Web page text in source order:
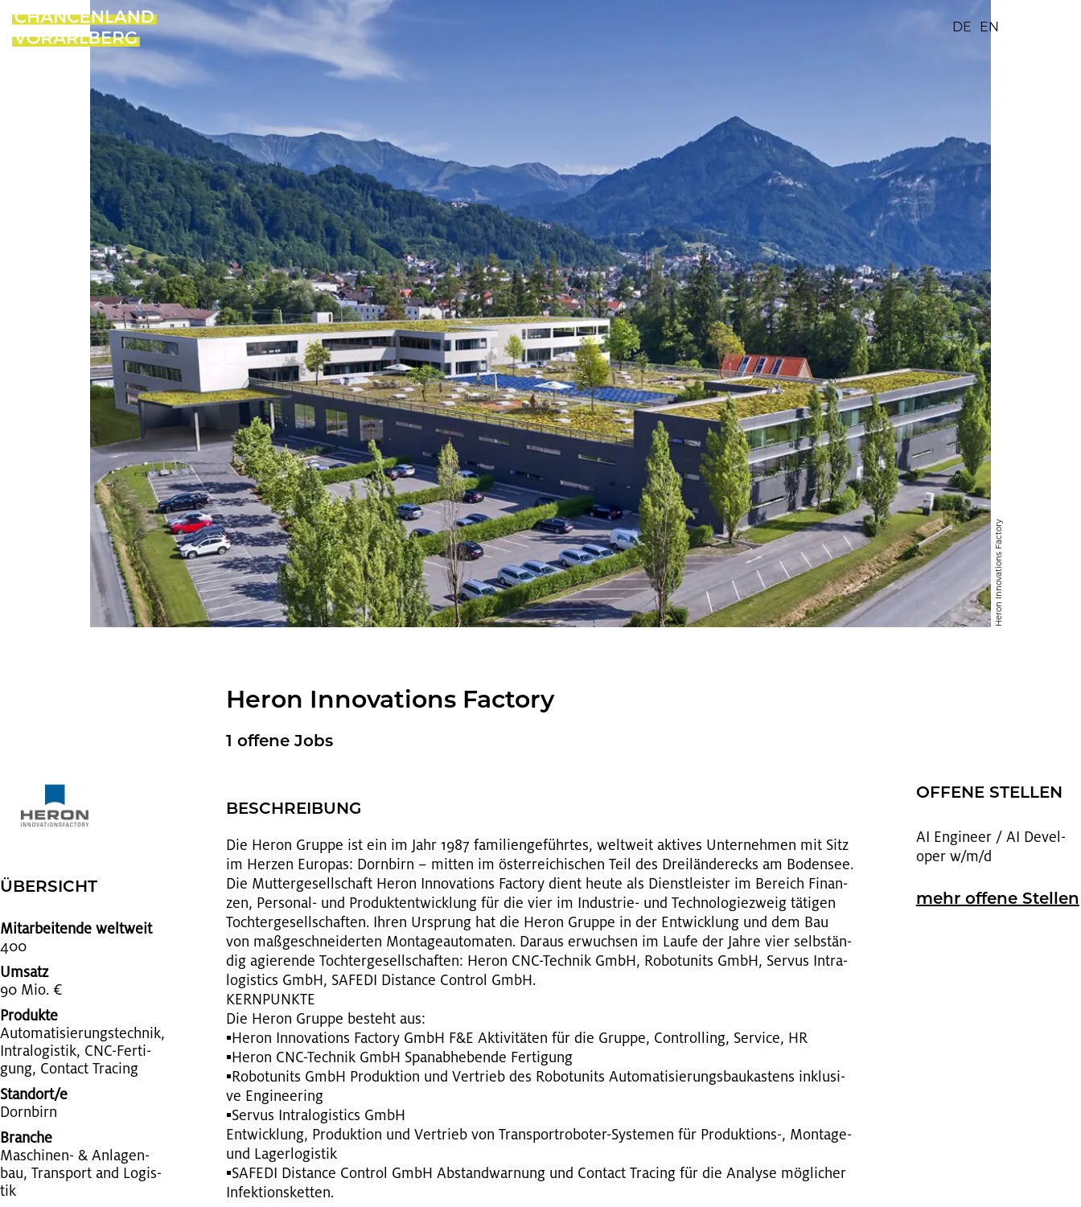
DE EN
Heron Innovations Factory
Heron In­no­va­tions Fac­to­ry
1 of­fe­ne Jobs
BE­SCHREI­BUNG
Die Heron Grup­pe ist ein im Jahr 1987 fa­mi­li­en­ge­führ­tes, welt­weit ak­ti­ves Un­ter­neh­men mit Sitz
im Her­zen Eu­ro­pas: Dorn­birn – mit­ten im ös­ter­rei­chi­schen Teil des Drei­län­de­r­ecks am Bo­den­see.
Die Mut­ter­ge­sell­schaft Heron In­no­va­tions Fac­to­ry dient heute als Dienst­leis­ter im Be­reich Fi­nan­
zen, Per­so­nal- und Pro­dukt­ent­wick­lung für die vier im In­dus­trie- und Tech­no­lo­gie­zweig tä­ti­gen
Toch­ter­ge­sell­schaf­ten. Ihren Ur­sprung hat die Heron Grup­pe in der Ent­wick­lung und dem Bau
von ma­ß­ge­schnei­der­ten Mon­ta­ge­au­to­ma­ten. Dar­aus er­wuch­sen im Laufe der Jahre vier selb­stän­
dig agie­ren­de Toch­ter­ge­sell­schaf­ten: Heron CNC-Tech­nik GmbH, Ro­bo­tu­nits GmbH, Ser­vus In­tra­
lo­gi­stics GmbH, SAFE­DI Di­s­tan­ce Con­t­rol GmbH.
KERN­PUNK­TE
Die Heron Grup­pe be­steht aus:
▪Heron In­no­va­tions Fac­to­ry GmbH F&E Ak­ti­vi­tä­ten für die Grup­pe, Con­trol­ling, Ser­vice, HR
▪Heron CNC-Tech­nik GmbH Span­ab­he­ben­de Fer­ti­gung
▪Ro­bo­tu­nits GmbH Pro­duk­ti­on und Ver­trieb des Ro­bo­tu­nits Au­to­ma­ti­sie­rungs­bau­kas­tens in­klu­si­
ve En­gi­nee­ring
▪Ser­vus In­tra­lo­gi­stics GmbH
Ent­wick­lung, Pro­duk­ti­on und Ver­trieb von Trans­port­ro­bo­ter-Sys­te­men für Pro­duk­ti­ons-, Mon­ta­ge-
und La­ger­lo­gis­tik
▪SAFE­DI Di­s­tan­ce Con­t­rol GmbH Ab­stand­war­nung und Con­ta­ct Tra­cing für die Ana­ly­se mög­li­cher
In­fek­ti­ons­ket­ten.
ÜBER­SICHT
Mitarbeitende weltweit
400
Umsatz
90 Mio. €
Produkte
Au­to­ma­ti­sie­rungs­tech­nik,
In­tra­lo­gis­tik, CNC-Fer­ti­
gung, Con­ta­ct Tra­cing
Standort/e
Dorn­birn
Branche
Ma­schi­nen- & An­la­gen­
bau, Trans­port and Lo­gis­
tik
OF­FE­NE STEL­LEN
AI En­gi­neer / AI De­ve­l­
oper w/m/d
mehr of­fe­ne Stel­len